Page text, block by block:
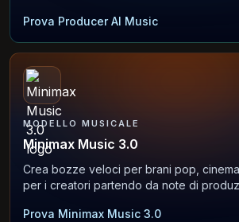
Prova Producer AI Music
MODELLO MUSICALE
Minimax Music 3.0
Crea bozze veloci per brani pop,
per i creatori partendo da note di
Prova Minimax Music 3.0